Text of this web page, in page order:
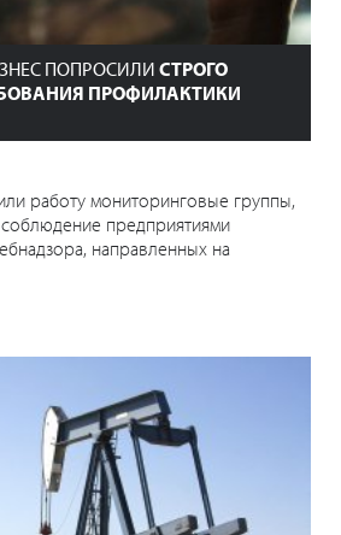
ПОПРОСИЛИ СТРОГО
ПРОФИЛАКТИКИ
работу мониторинговые группы,
предприятиями
направленных на